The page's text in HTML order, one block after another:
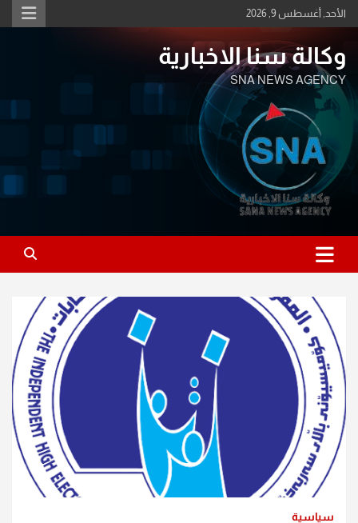
Skip
to
الأحد, أغسطس 9, 2026
وكالة سنا الاخبارية
SNA NEWS AGENCY
سياسية